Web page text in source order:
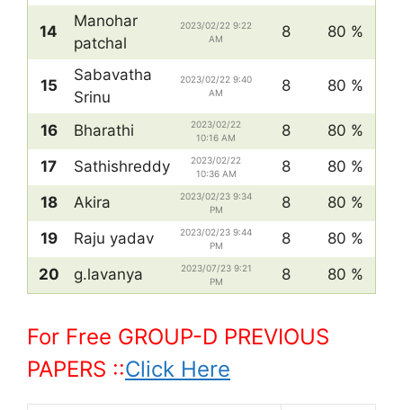
14
Manohar
patchal
2023/02/22 9:22
AM
8 80 %
15
Sabavatha
Srinu
2023/02/22 9:40
AM
8 80 %
16 Bharathi
2023/02/22
10:16 AM
8
80 %
17
Sathishreddy
2023/02/22
10:36 AM
8
80 %
18
Akira
2023/02/23 9:34
PM
8
80 %
19
Raju yadav
2023/02/23 9:44
PM
8
80 %
20
g.lavanya
2023/07/23 9:21
PM
8 80 %
For Free GROUP-D PREVIOUS
PAPERS ::Click Here